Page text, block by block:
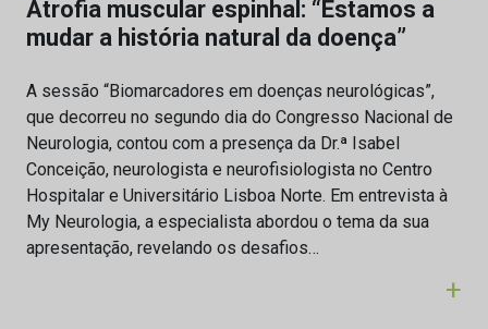
Atrofia muscular espinhal: “Estamos a
mudar a história natural da doença”
A sessão “Biomarcadores em doenças neurológicas”,
que decorreu no segundo dia do Congresso Nacional de
Neurologia, contou com a presença da Dr.ª Isabel
Conceição, neurologista e neurofisiologista no Centro
Hospitalar e Universitário Lisboa Norte. Em entrevista à
My Neurologia, a especialista abordou o tema da sua
apresentação, revelando os desafios…
+